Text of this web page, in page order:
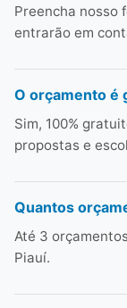
Preencha nosso
entrarão em
O orçamento é
Sim, 100%
propostas e
Quantos
Até 3
Piauí.